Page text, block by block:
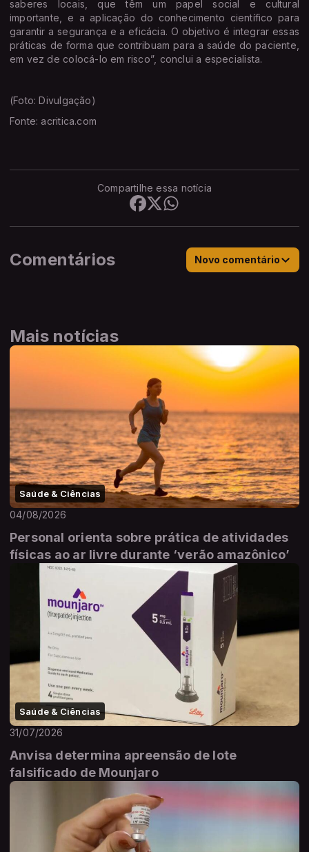
saberes locais, que têm um papel social e cultural
importante, e a aplicação do conhecimento científico para
garantir a segurança e a eficácia. O objetivo é integrar essas
práticas de forma que contribuam para a saúde do paciente,
em vez de colocá-lo em risco”, conclui a especialista.
(Foto: Divulgação)
Fonte: acritica.com
Compartilhe essa notícia
Comentários Novo comentário
Mais notícias
Saúde & Ciências
04/08/2026
Personal orienta sobre prática de atividades
físicas ao ar livre durante ‘verão amazônico’
Saúde & Ciências
31/07/2026
Anvisa determina apreensão de lote
falsificado de Mounjaro